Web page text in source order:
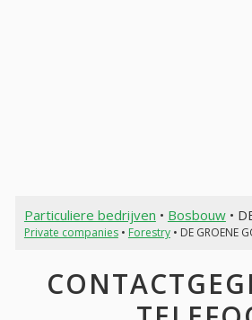
Particuliere bedrijven • Bosbouw•
Private companies• Forestry• DE GROENE